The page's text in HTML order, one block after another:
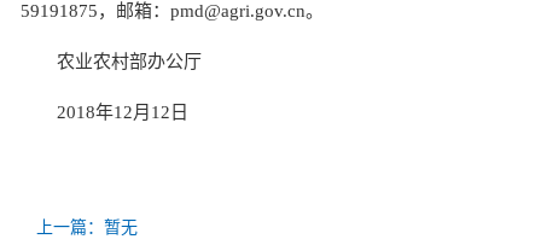
59191875，邮箱：pmd@agri.gov.cn。
农业农村部办公厅
2018年12月12日
上一篇：暂无